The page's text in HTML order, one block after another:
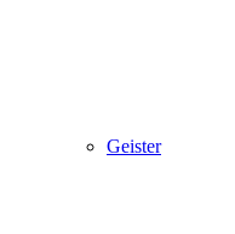
Geister